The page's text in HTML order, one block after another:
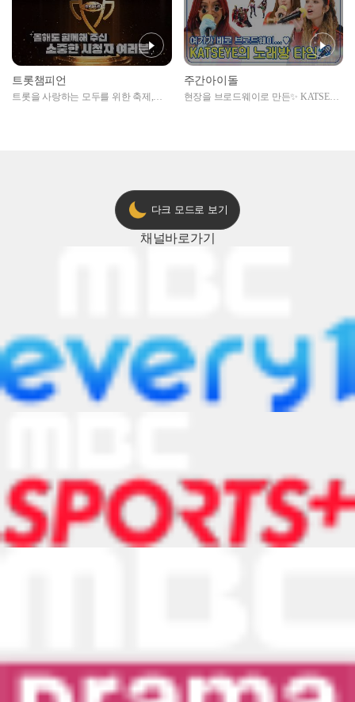
트롯챔피언
트롯을 사랑하는 모두를 위한 축제,
주간아이돌
현장을 브로드웨이로 만든✨ KATSEYE
다크 모드로 보기
채널바로가기